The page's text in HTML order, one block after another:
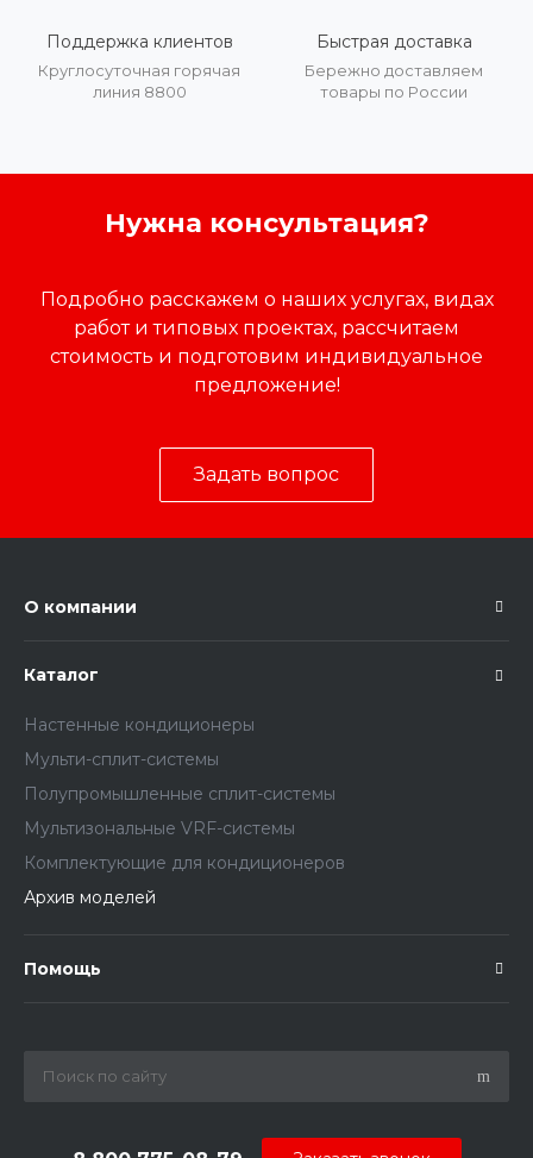
Поддержка клиентов
Круглосуточная горячая
линия 8800
Быстрая доставка
Бережно доставляем
товары по России
Нужна консультация?
Подробно расскажем о наших услугах, видах
работ и типовых проектах, рассчитаем
стоимость и подготовим индивидуальное
предложение!
Задать вопрос
О компании
Каталог
Настенные кондиционеры
Мульти-сплит-системы
Полупромышленные сплит-системы
Мультизональные VRF-системы
Комплектующие для кондиционеров
Архив моделей
Помощь